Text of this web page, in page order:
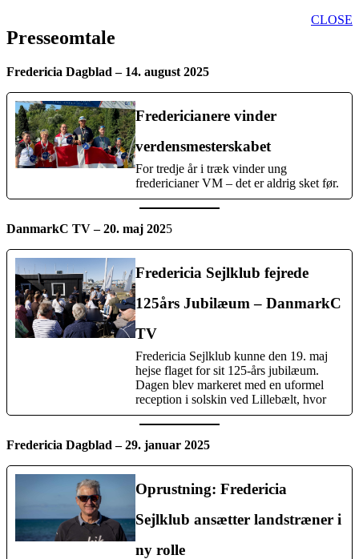
CLOSE
Presseomtale
Fredericia Dagblad – 14. august 2025
Fredericianere vinder
verdensmesterskabet
For tredje år i træk vinder ung
fredericianer VM – det er aldrig sket før.
DanmarkC TV – 20. maj 2025
Fredericia Sejlklub fejrede
125års Jubilæum – DanmarkC
TV
Fredericia Sejlklub kunne den 19. maj
hejse flaget for sit 125-års jubilæum.
Dagen blev markeret med en uformel
reception i solskin ved Lillebælt, hvor
Fredericia Dagblad – 29. januar 2025
Oprustning: Fredericia
Sejlklub ansætter landstræner i
ny rolle